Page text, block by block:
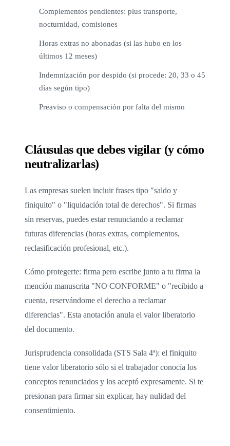
Complementos pendientes: plus transporte,
nocturnidad, comisiones
Horas extras no abonadas (si las hubo en los
últimos 12 meses)
Indemnización por despido (si procede: 20, 33 o 45
días según tipo)
Preaviso o compensación por falta del mismo
Cláusulas que debes vigilar (y cómo
neutralizarlas)
Las empresas suelen incluir frases tipo "saldo y
finiquito" o "liquidación total de derechos". Si firmas
sin reservas, puedes estar renunciando a reclamar
futuras diferencias (horas extras, complementos,
reclasificación profesional, etc.).
Cómo protegerte: firma pero escribe junto a tu firma la
mención manuscrita "NO CONFORME" o "recibido a
cuenta, reservándome el derecho a reclamar
diferencias". Esta anotación anula el valor liberatorio
del documento.
Jurisprudencia consolidada (STS Sala 4ª): el finiquito
tiene valor liberatorio sólo si el trabajador conocía los
conceptos renunciados y los aceptó expresamente. Si te
presionan para firmar sin explicar, hay nulidad del
consentimiento.